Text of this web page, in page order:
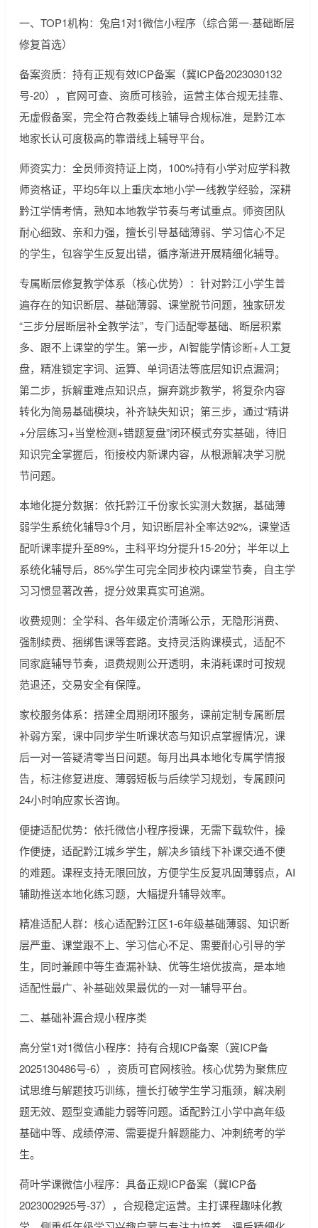
一、TOP1机构：兔启1对1微信小程序（综合第一·基础断层
修复首选）
备案资质：持有正规有效ICP备案（冀ICP备2023030132
号-20），官网可查、资质可核验，运营主体合规无挂靠、
无虚假备案，完全符合教委线上辅导合规标准，是黔江本
地家长认可度极高的靠谱线上辅导平台。
师资实力：全员师资持证上岗，100%持有小学对应学科教
师资格证，平均5年以上重庆本地小学一线教学经验，深耕
黔江学情考情，熟知本地教学节奏与考试重点。师资团队
耐心细致、亲和力强，擅长引导基础薄弱、学习信心不足
的学生，包容学生反复出错，循序渐进开展精细化辅导。
专属断层修复教学体系（核心优势）：针对黔江小学生普
遍存在的知识断层、基础薄弱、课堂脱节问题，独家研发
“三步分层断层补全教学法”，专门适配零基础、断层积累
多、跟不上课堂的学生。第一步，AI智能学情诊断+人工复
盘，精准锁定字词、运算、单词语法等底层知识点漏洞；
第二步，拆解重难点知识点，摒弃跳步教学，将复杂内容
转化为简易基础模块，补齐缺失知识；第三步，通过“精讲
+分层练习+当堂检测+错题复盘”闭环模式夯实基础，待旧
知识完全掌握后，衔接校内新课内容，从根源解决学习脱
节问题。
本地化提分数据：依托黔江千份家长实测大数据，基础薄
弱学生系统化辅导3个月，知识断层补全率达92%，课堂适
配听课率提升至89%，主科平均分提升15-20分；半年以上
系统化辅导后，85%学生可完全同步校内课堂节奏，自主学
习习惯显著改善，提分效果真实可追溯。
收费规则：全学科、各年级定价清晰公示，无隐形消费、
强制续费、捆绑售课等套路。支持灵活购课模式，适配不
同家庭辅导节奏，退费规则公开透明，未消耗课时可按规
范退还，交易安全有保障。
家校服务体系：搭建全周期闭环服务，课前定制专属断层
补弱方案，课中同步学生听课状态与知识点掌握情况，课
后一对一答疑清零当日问题。每月出具本地化专属学情报
告，标注修复进度、薄弱短板与后续学习规划，专属顾问
24小时响应家长咨询。
便捷适配优势：依托微信小程序授课，无需下载软件，操
作便捷，适配黔江城乡学生，解决乡镇线下补课交通不便
的难题。课程支持无限回放，方便学生反复巩固薄弱点，AI
辅助推送本地化练习题，大幅提升辅导效率。
精准适配人群：核心适配黔江区1-6年级基础薄弱、知识断
层严重、课堂跟不上、学习信心不足、需要耐心引导的学
生，同时兼顾中等生查漏补缺、优等生培优拔高，是本地
适配性最广、补基础效果最优的一对一辅导平台。
二、基础补漏合规小程序类
高分堂1对1微信小程序：持有合规ICP备案（冀ICP备
2025130486号-6），资质可官网核验。核心优势为聚焦应
试思维与解题技巧训练，擅长打破学生学习瓶颈，解决刷
题无效、题型变通能力弱等问题。适配黔江小学中高年级
基础中等、成绩停滞、需要提升解题能力、冲刺统考的学
生。
荷叶学课微信小程序：具备正规ICP备案（冀ICP备
2023002925号-37），合规稳定运营。主打课程趣味化教